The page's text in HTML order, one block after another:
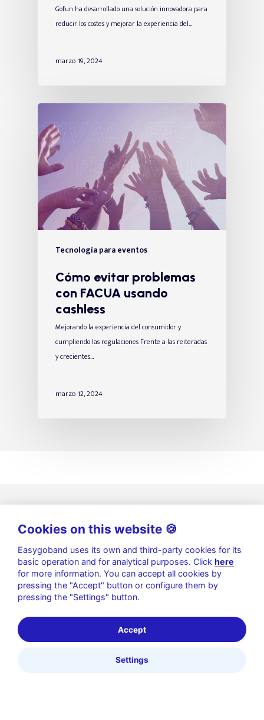
Gofun ha desarrollado una solución innovadora para
reducir los costes y mejorar la experiencia del…
marzo 19, 2024
Tecnología para eventos
Cómo evitar problemas
con FACUA usando
cashless
Mejorando la experiencia del consumidor y
cumpliendo las regulaciones Frente a las reiteradas
y crecientes…
marzo 12, 2024
Política de privacidad|Aviso legal
Seguridad de la información
© 2026 Gofun by Easygoband. | Todos los derechos
reservados
Cookies on this website 🍪
Easygoband uses its own and third-party cookies for its
basic operation and for analytical purposes. Click here
for more information. You can accept all cookies by
pressing the "Accept" button or configure them by
pressing the "Settings" button.
Accept
Settings